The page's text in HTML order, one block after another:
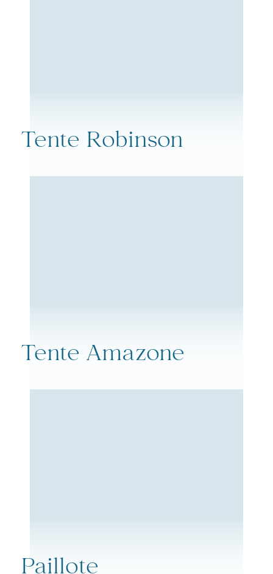
Tente Robinson
Tente Amazone